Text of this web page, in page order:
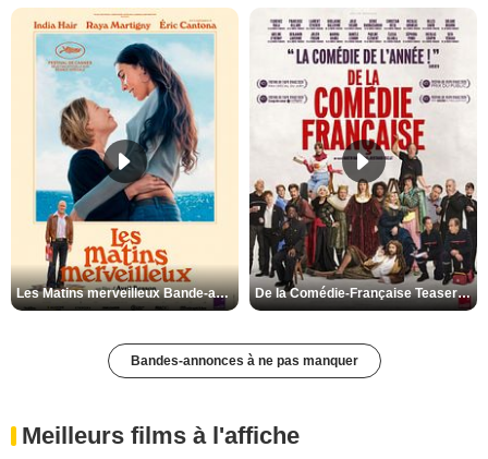
Les Matins merveilleux Bande-annonce VF De la Comédie-Française Teaser VF
Bandes-annonces à ne pas manquer
Meilleurs films à l'affiche